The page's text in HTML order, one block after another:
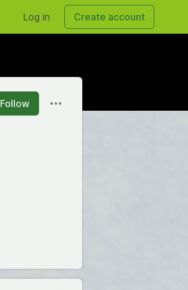
Log in Create account
Follow